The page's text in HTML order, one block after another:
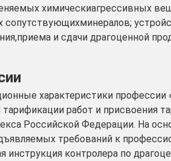
химическиагрессивных
сопутствующихминералов;
и сдачи драгоценной
характеристики профессии
тарификации работ и присвоения
Российской Федерации. На
требований к
контролера по